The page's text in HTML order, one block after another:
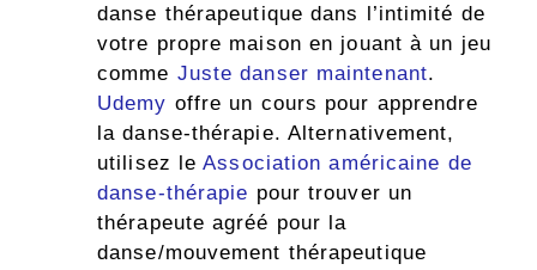
danse thérapeutique dans l’intimité de
votre propre maison en jouant à un jeu
comme Juste danser maintenant.
Udemy offre un cours pour apprendre
la danse-thérapie. Alternativement,
utilisez leAssociation américaine de
danse-thérapie pour trouver un
thérapeute agréé pour la
danse/mouvement thérapeutique